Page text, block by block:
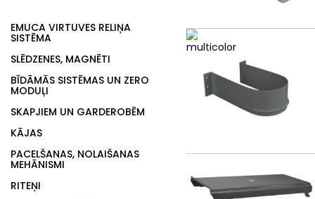
EMUCA VIRTUVES RELIŅA
SISTĒMA
SLĒDZENES, MAGNĒTI
BĪDĀMĀS SISTĒMAS UN ZERO
MODUĻI
SKAPJIEM UN GARDEROBĒM
KĀJAS
PACELŠANAS, NOLAIŠANAS
MEHĀNISMI
RITEŅI